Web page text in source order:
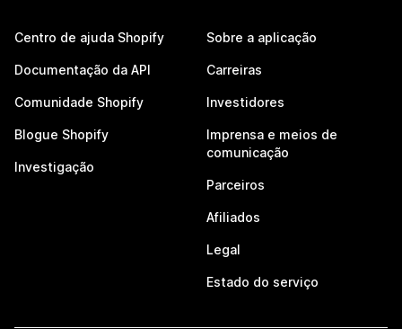
Centro de ajuda Shopify
Documentação da API
Comunidade Shopify
Blogue Shopify
Investigação
Sobre a aplicação
Carreiras
Investidores
Imprensa e meios de
comunicação
Parceiros
Afiliados
Legal
Estado do serviço